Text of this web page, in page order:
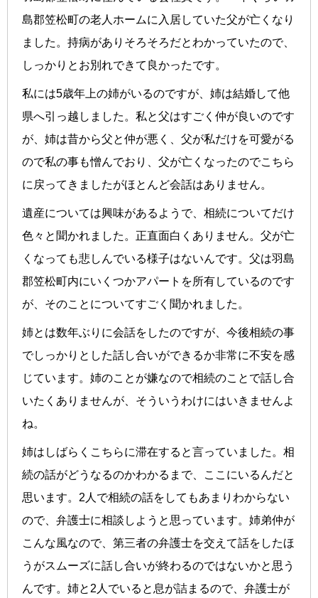
島郡笠松町の老人ホームに入居していた父が亡くなり
ました。持病がありそろそろだとわかっていたので、
しっかりとお別れできて良かったです。
私には5歳年上の姉がいるのですが、姉は結婚して他
県へ引っ越しました。私と父はすごく仲が良いのです
が、姉は昔から父と仲が悪く、父が私だけを可愛がる
ので私の事も憎んでおり、父が亡くなったのでこちら
に戻ってきましたがほとんど会話はありません。
遺産については興味があるようで、相続についてだけ
色々と聞かれました。正直面白くありません。父が亡
くなっても悲しんでいる様子はないんです。父は羽島
郡笠松町内にいくつかアパートを所有しているのです
が、そのことについてすごく聞かれました。
姉とは数年ぶりに会話をしたのですが、今後相続の事
でしっかりとした話し合いができるか非常に不安を感
じています。姉のことが嫌なので相続のことで話し合
いたくありませんが、そういうわけにはいきませんよ
ね。
姉はしばらくこちらに滞在すると言っていました。相
続の話がどうなるのかわかるまで、ここにいるんだと
思います。2人で相続の話をしてもあまりわからない
ので、弁護士に相談しようと思っています。姉弟仲が
こんな風なので、第三者の弁護士を交えて話をしたほ
うがスムーズに話し合いが終わるのではないかと思う
んです。姉と2人でいると息が詰まるので、弁護士が